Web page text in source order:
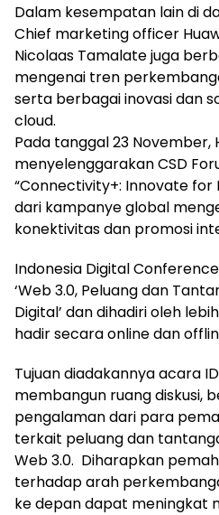
Dalam kesempatan lain di
Chief marketing officer
Nicolaas Tamalate juga
mengenai tren
serta berbagai inovasi dan
cloud.
Pada tanggal 23 November,
menyelenggarakan CSD
“Connectivity+: Innovate
dari kampanye global
konektivitas dan promosi
Indonesia Digital
‘Web 3.0, Peluang dan
Digital’ dan dihadiri oleh
hadir secara online dan
Tujuan diadakannya acara
membangun ruang diskusi,
pengalaman dari para
terkait peluang dan
Web 3.0. Diharapkan
terhadap arah
ke depan dapat meningkat